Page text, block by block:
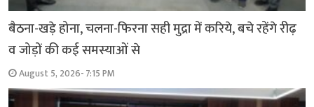
बैठना-खड़े होना, चलना-फिरना सही मुद्रा में करिये, बचे रहेंगे रीढ़
व जोड़ों की कई समस्याओं से
August 5, 2026- 7:15 PM